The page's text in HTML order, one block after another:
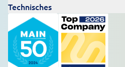
Technisches